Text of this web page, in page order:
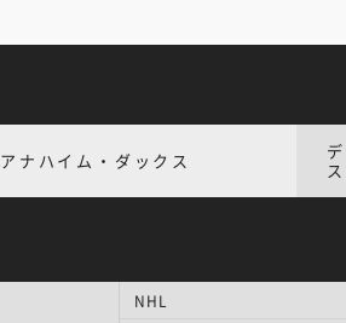
アナハイム・ダックス
ス
NHL